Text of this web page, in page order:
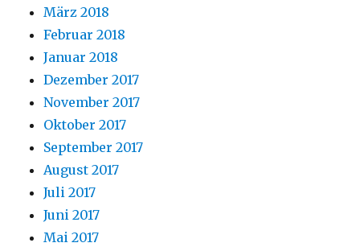
März 2018
Februar 2018
Januar 2018
Dezember 2017
November 2017
Oktober 2017
September 2017
August 2017
Juli 2017
Juni 2017
Mai 2017